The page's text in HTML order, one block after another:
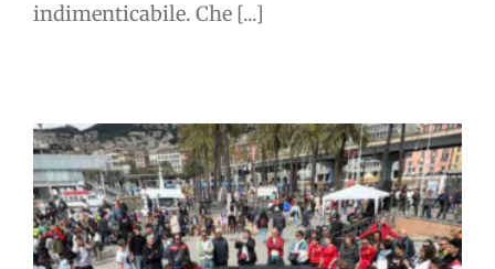
indimenticabile. Che [...]